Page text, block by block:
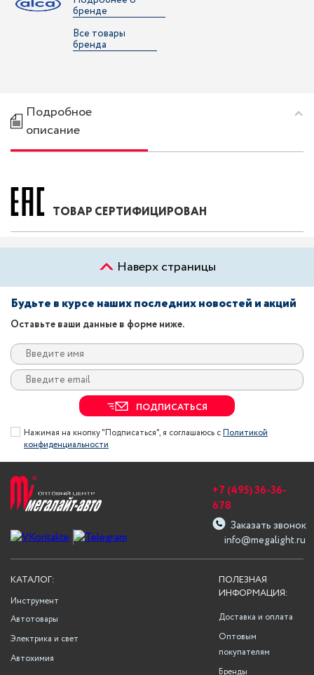
бренде
Все товары
бренда
Подробное
описание
ТОВАР СЕРТИФИЦИРОВАН
Наверх страницы
Будьте в курсе наших последних новостей и акций
Оставьте ваши данные в форме ниже.
ПОДПИСАТЬСЯ
Нажимая на кнопку "Подписаться", я соглашаюсь сПолитикой
конфиденциальности
info@megalight.ru
+7 (495) 36-36-
678
Заказать звонок
ПОЛЕЗНАЯ
ИНФОРМАЦИЯ:
Доставка и оплата
Оптовым
покупателям
Бренды
КАТАЛОГ:
Инструмент
Автотовары
Электрика и свет
Автохимия